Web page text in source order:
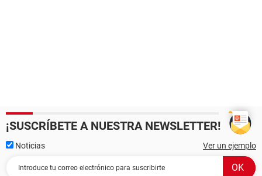
¡SUSCRÍBETE A NUESTRA NEWSLETTER!
Noticias Ver un ejemplo